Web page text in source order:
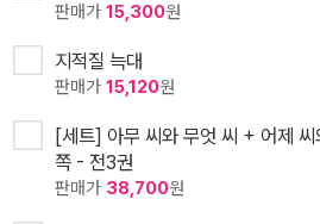
판매가 15,300원
지적질 늑대
판매가 15,120원
[세트] 아무 씨와 무엇 씨 + 어제
쪽 - 전3권
판매가 38,700원